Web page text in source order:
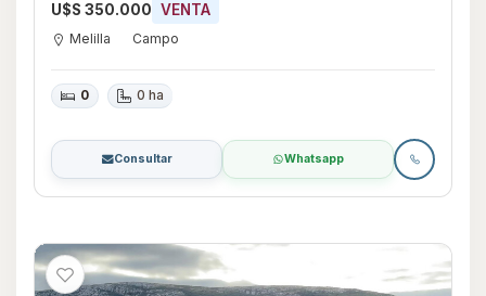
U$S 350.000 VENTA
Melilla Campo
0 0 ha
Consultar Whatsapp